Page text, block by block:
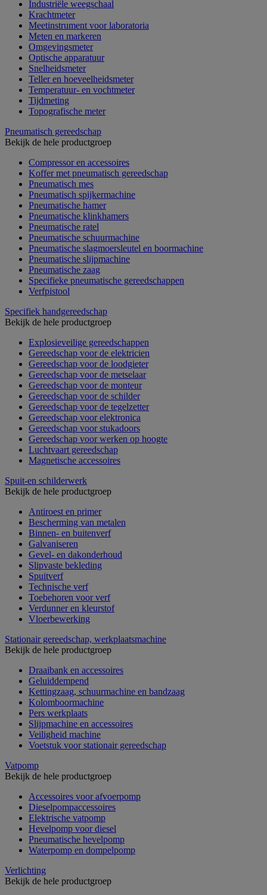
Industriële weegschaal
Krachtmeter
Meetinstrument voor laboratoria
Meten en markeren
Omgevingsmeter
Optische apparatuur
Snelheidsmeter
Teller en hoeveelheidsmeter
Temperatuur- en vochtmeter
Tijdmeting
Topografische meter
Pneumatisch gereedschap
Bekijk de hele productgroep
Compressor en accessoires
Koffer met pneumatisch gereedschap
Pneumatisch mes
Pneumatisch spijkermachine
Pneumatische hamer
Pneumatische klinkhamers
Pneumatische ratel
Pneumatische schuurmachine
Pneumatische slagmoersleutel en boormachine
Pneumatische slijpmachine
Pneumatische zaag
Specifieke pneumatische gereedschappen
Verfpistool
Specifiek handgereedschap
Bekijk de hele productgroep
Explosieveilige gereedschappen
Gereedschap voor de elektricien
Gereedschap voor de loodgieter
Gereedschap voor de metselaar
Gereedschap voor de monteur
Gereedschap voor de schilder
Gereedschap voor de tegelzetter
Gereedschap voor elektronica
Gereedschap voor stukadoors
Gereedschap voor werken op hoogte
Luchtvaart gereedschap
Magnetische accessoires
Spuit-en schilderwerk
Bekijk de hele productgroep
Antiroest en primer
Bescherming van metalen
Binnen- en buitenverf
Galvaniseren
Gevel- en dakonderhoud
Slipvaste bekleding
Spuitverf
Technische verf
Toebehoren voor verf
Verdunner en kleurstof
Vloerbewerking
Stationair gereedschap, werkplaatsmachine
Bekijk de hele productgroep
Draaibank en accessoires
Geluiddempend
Kettingzaag, schuurmachine en bandzaag
Kolomboormachine
Pers werkplaats
Slijpmachine en accessoires
Veiligheid machine
Voetstuk voor stationair gereedschap
Vatpomp
Bekijk de hele productgroep
Accessoires voor afvoerpomp
Dieselpompaccessoires
Elektrische vatpomp
Hevelpomp voor diesel
Pneumatische hevelpomp
Waterpomp en dompelpomp
Verlichting
Bekijk de hele productgroep